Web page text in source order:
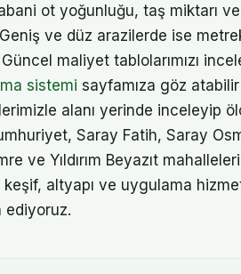
ot yoğunluğu, taş miktarı ve
ve düz arazilerde ise
maliyet tablolarımızı
sistemi sayfamıza göz
alanı yerinde inceleyip
Saray Fatih, Saray
ve Yıldırım Beyazıt
altyapı ve uygulama
ediyoruz.